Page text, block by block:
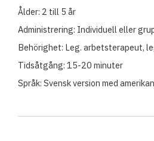
Ålder: 2 till 5 år
Administrering: Individuell eller
Behörighet: Leg. arbetsterapeut,
Tidsåtgång: 15-20 minuter
Språk: Svensk version med